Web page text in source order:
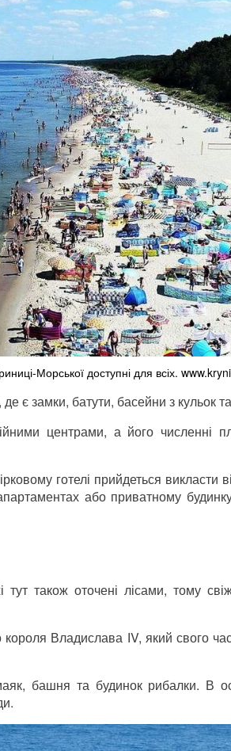
Морської доступні для всіх.
є замки, батути, басейни з кульок
центрами, а його численні
готелі прийдеться викласти
або приватному
тут також оточені лісами, тому
короля Владислава ІV, який свого
башня та будинок рибалки. В